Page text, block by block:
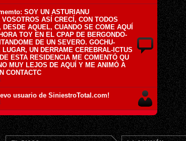
SOY UN ASTURIANU
ASÍ CRECÍ, CON TODOS
AQUEL, CUANDO SE COME AQUÍ
TOY EN EL CPAP DE BERGONDO-
DE UN SEVERO. GOCHU-
UN DERRAME CEREBRAL-ICTUS
ESTA RESIDENCIA ME COMENTÓ QU
MUY LEJOS DE AQUÍ Y ME ANIMÓ A
CONTACTC
usuario de SiniestroTotal.com!